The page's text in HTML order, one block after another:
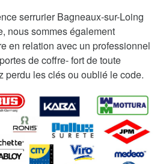
serrurier Bagneaux-sur-Loing
nous sommes également
en relation avec un professionnel
de coffre- fort de toute
perdu les clés ou oublié le code.